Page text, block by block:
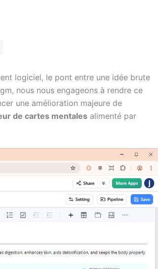
logiciel, le pont entre une idée brute
nous nous engageons à rendre ce
une amélioration majeure de
de cartes mentales alimenté par